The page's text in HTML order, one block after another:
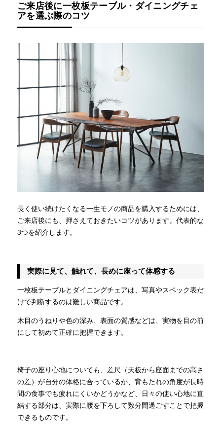
ご来店後に一枚板テーブル・ダイニングチェ
アを選ぶ際のコツ
長く使い続けたくなる一生モノの商品を購入するためには、
ご来店後にも、押さえておきたいコツがあります。代表的な
3つを紹介します。
実際に見て、触れて、長めに座って体感する
一枚板テーブルとダイニングチェアは、写真やスペック表だ
けで判断するのは難しい商品です。
木目のうねりや色の深み、表面の質感などは、実物を目の前
にして初めて正確に把握できます。
椅子の座り心地についても、差尺（天板から座面までの高さ
の差）が自分の体格に合っているか、背もたれの角度が長時
間の食事でも疲れにくいかどうかなど、日々の使い心地に直
結する部分は、実際に腰を下ろして数分間過ごすことで把握
できるものです。